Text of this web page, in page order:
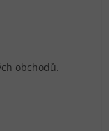
hvězdiček.
obchodů.
hvězdiček.